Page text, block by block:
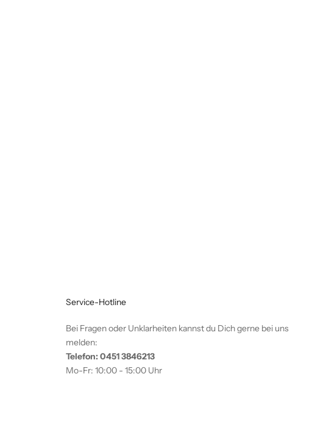
Service-Hotline
Bei Fragen oder Unklarheiten kannst du Dich gerne bei uns
melden:
Telefon: 0451 3846213
Mo-Fr: 10:00 - 15:00 Uhr